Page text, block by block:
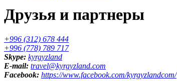
Друзья и партнеры
+996 (312) 678 444
+996 (778) 789 717
Skype: kyrgyzland
E-mail: travel@kyrgyzland.com
Facebook: https://www.facebook.com/kyrgyzlandcom/